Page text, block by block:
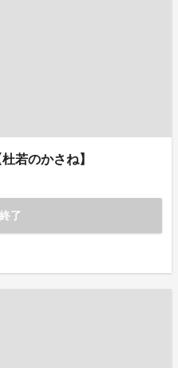
杜若のかさね】
了